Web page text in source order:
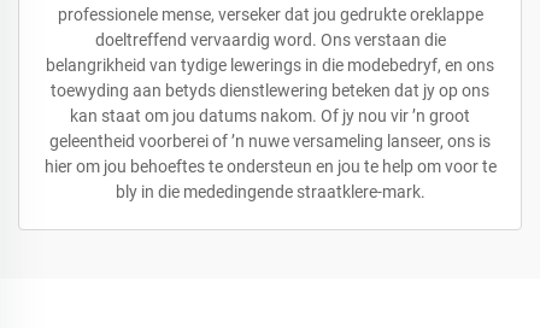
professionele mense, verseker dat jou gedrukte oreklappe
doeltreffend vervaardig word. Ons verstaan die
belangrikheid van tydige lewerings in die modebedryf, en ons
toewyding aan betyds dienstlewering beteken dat jy op ons
kan staat om jou datums nakom. Of jy nou vir ’n groot
geleentheid voorberei of ’n nuwe versameling lanseer, ons is
hier om jou behoeftes te ondersteun en jou te help om voor te
bly in die mededingende straatklere-mark.